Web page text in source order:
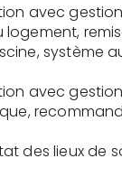
avec
système
avec
des lieux de